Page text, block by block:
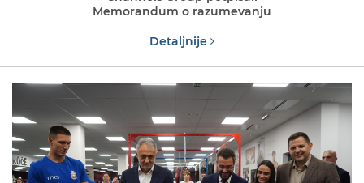
Memorandum o razumevanju
Detaljnije